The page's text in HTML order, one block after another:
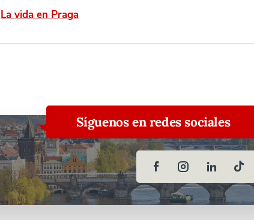
La vida en Praga
Síguenos en redes sociales